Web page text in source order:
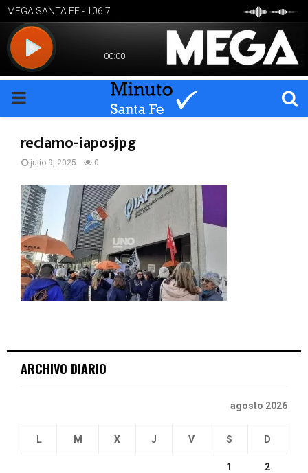
PRIMARY
MENU
reclamo-iaposjpg
julio 9, 2025 0
ARCHIVO DIARIO
agosto 2026
L M X J V S D
1 2